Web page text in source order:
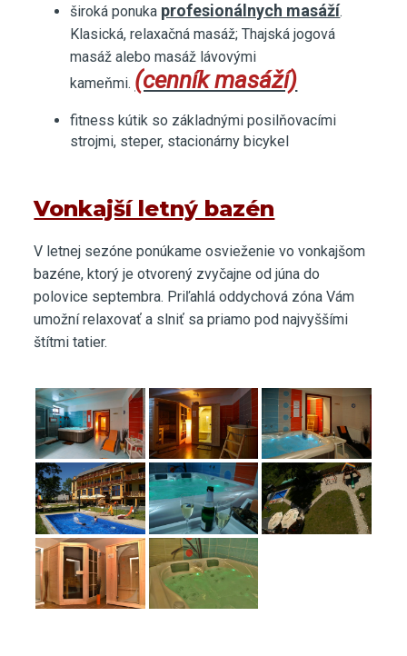
široká ponuka profesionálnych masáží.
Klasická, relaxačná masáž; Thajská jogová
masáž alebo masáž lávovými
kameňmi. (cenník masáží)
fitness kútik so základnými posilňovacími
strojmi, steper, stacionárny bicykel
Vonkajší letný bazén
V letnej sezóne ponúkame osvieženie vo vonkajšom
bazéne, ktorý je otvorený zvyčajne od júna do
polovice septembra. Priľahlá oddychová zóna Vám
umožní relaxovať a slniť sa priamo pod najvyššími
štítmi tatier.